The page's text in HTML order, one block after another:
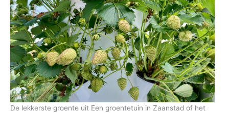
De lekkerste groente uit Een groentetuin in Zaanstad of het